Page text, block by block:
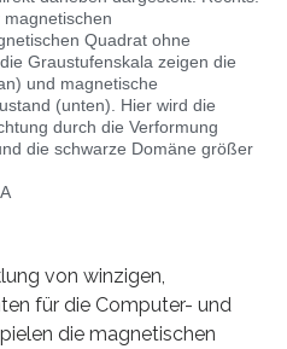
Quadrat ohne
Graustufenskala zeigen die
und magnetische
(unten). Hier wird die
durch die Verformung
die schwarze Domäne größer
von winzigen,
für die Computer- und
die magnetischen